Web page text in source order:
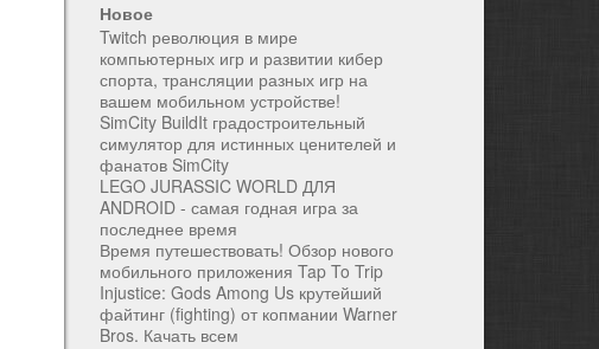
Новое
Twitch революция в мире
компьютерных игр и развитии кибер
спорта, трансляции разных игр на
вашем мобильном устройстве!
SimCity BuildIt градостроительный
симулятор для истинных ценителей и
фанатов SimCity
LEGO JURASSIC WORLD ДЛЯ
ANDROID - самая годная игра за
последнее время
Время путешествовать! Обзор нового
мобильного приложения Tap To Trip
Injustice: Gods Among Us крутейший
файтинг (fighting) от копмании Warner
Bros. Качать всем